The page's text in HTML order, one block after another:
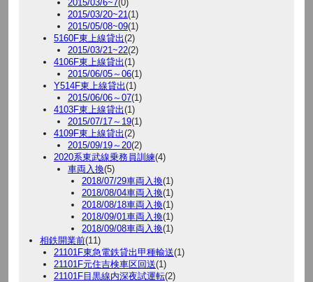
2015/03/6~7(0)
2015/03/20~21 (1)
2015/05/08~09(1)
5160F東上線貸出(2)
2015/03/21~22(2)
4106F東上線貸出(1)
2015/06/05～06(1)
Y514F東上線貸出(1)
2015/06/06～07(1)
4103F東上線貸出(1)
2015/07/17～19(1)
4109F東上線貸出(2)
2015/09/19～20(2)
2020系東武線乗務員訓練(4)
車両入換(5)
2018/07/29車両入換(1)
2018/08/04車両入換(1)
2018/08/18車両入換(1)
2018/09/01車両入換(1)
2018/09/08車両入換(1)
相鉄開業前(11)
21101F東急電鉄貸出甲種輸送(1)
21101F元住吉検車区回送(1)
21101F目黒線内深夜試運転(2)